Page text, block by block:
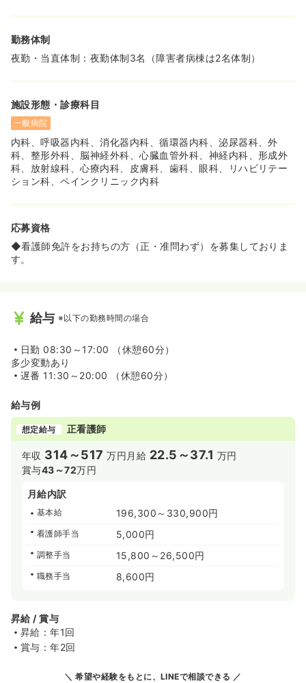
勤務体制
夜勤・当直体制：夜勤体制3名（障害者病棟は2名体制）
施設形態・診療科目
一般病院
内科、呼吸器内科、消化器内科、循環器内科、泌尿器科、外
科、整形外科、脳神経外科、心臓血管外科、神経内科、形成外
科、放射線科、心療内科、皮膚科、歯科、眼科、リハビリテー
ション科、ペインクリニック内科
応募資格
◆看護師免許をお持ちの方（正・准問わず）を募集しておりま
す。
給与 ※以下の勤務時間の場合
日勤 08:30～17:00 （休憩60分）
多少変動あり
遅番 11:30～20:00 （休憩60分）
給与例
想定給与 正看護師
年収 314～517 万円 月給 22.5～37.1 万円
賞与43～72万円
月給内訳
基本給 196,300～330,900円
看護師手当 5,000円
調整手当 15,800～26,500円
職務手当 8,600円
昇給 / 賞与
昇給：年1回
賞与：年2回
希望や経験をもとに、LINEで相談できる